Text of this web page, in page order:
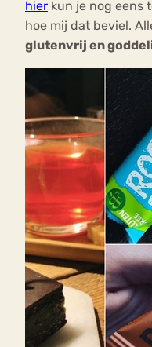
hier kun je nog eens
hoe mij dat beviel.
glutenvrij en